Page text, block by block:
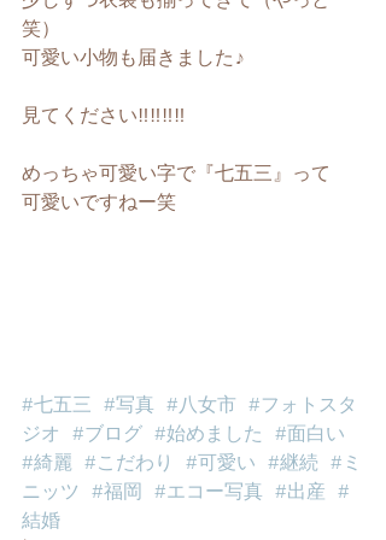
笑）
可愛い小物も届きました♪
見てください‼︎‼︎‼︎‼︎
めっちゃ可愛い字で『七五三』って
可愛いですねー笑
#七五三 #写真 #八女市
#フォトスタ
ジオ
#ブログ #始めました
#面白い
#綺麗 #こだわり #可愛い #継続
#ミ
ニッツ
#福岡 #エコー写真 #出産
#
結婚